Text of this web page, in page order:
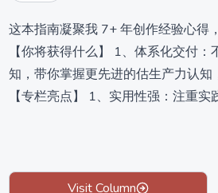
这本指南凝聚我 7+ 年创作经验心得
【你将获得什么】 1、体系化交付
知，带你掌握更先进的估生产力认
【专栏亮点】 1、实用性强：注重
免费试读：理解定义：什么是生
Visit Column